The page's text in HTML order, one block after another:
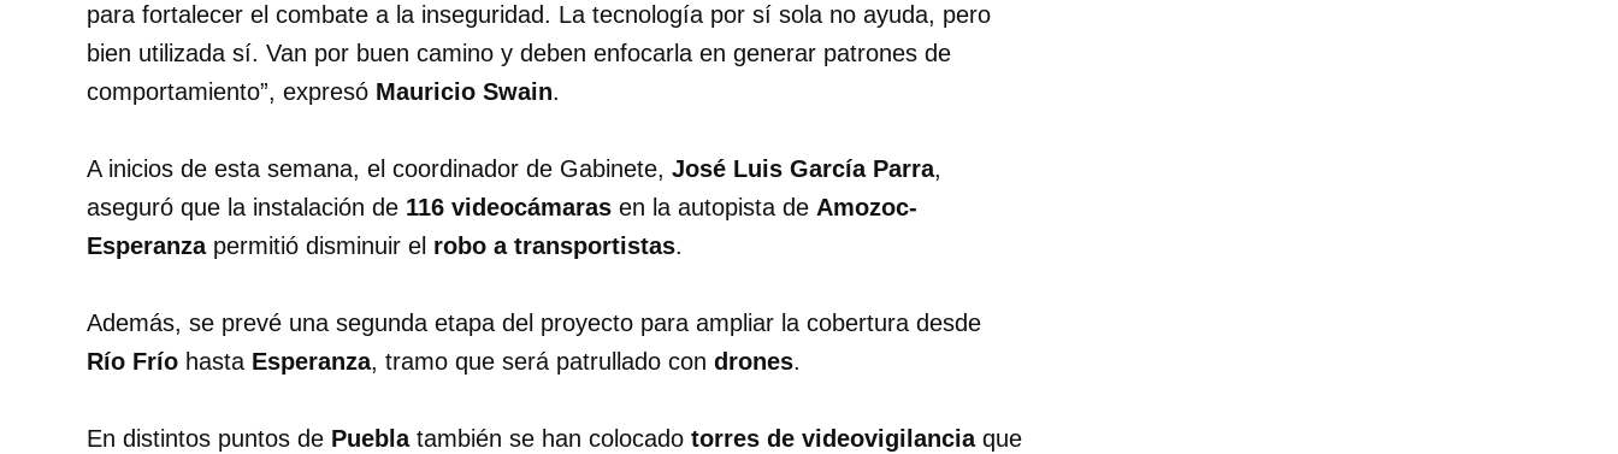
para fortalecer el combate a la inseguridad. La tecnología por sí sola no ayuda, pero
bien utilizada sí. Van por buen camino y deben enfocarla en generar patrones de
comportamiento”, expresó Mauricio Swain.
A inicios de esta semana, el coordinador de Gabinete, José Luis García Parra,
aseguró que la instalación de 116 videocámaras en la autopista de Amozoc-
Esperanzapermitió disminuir el robo a transportistas.
Además, se prevé una segunda etapa del proyecto para ampliar la cobertura desde
Río Frío hasta Esperanza, tramo que será patrullado con drones.
En distintos puntos de Pueblatambién se han colocado torres de videovigilanciaque